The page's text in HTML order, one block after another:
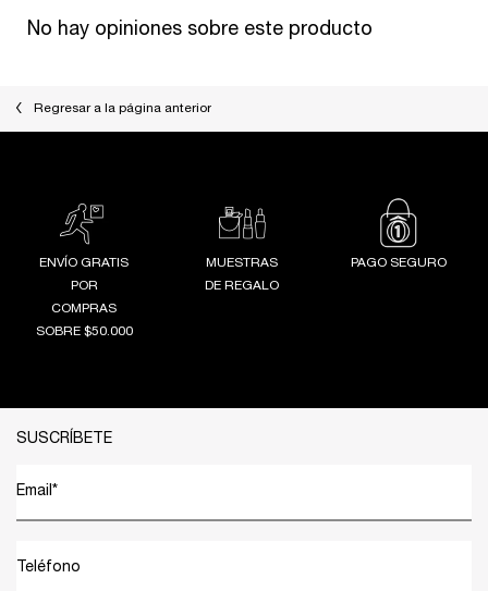
No hay opiniones sobre este producto
Regresar a la página anterior
ENVÍO GRATIS
POR
COMPRAS
SOBRE $50.000
MUESTRAS
DE REGALO
PAGO SEGURO
SUSCRÍBETE
Email *
Teléfono